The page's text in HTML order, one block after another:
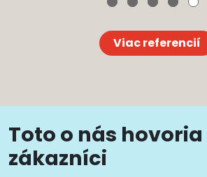
Viac referencií
Toto o nás
zákazníci